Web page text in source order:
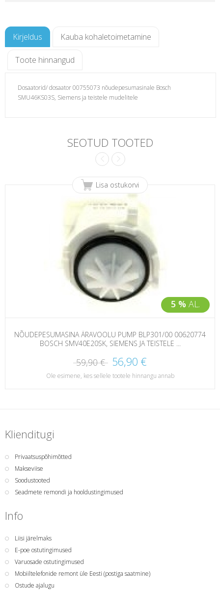
Kirjeldus Kauba kohaletoimetamine
Toote hinnangud
Dosaatorid/ dosaator 00755073 nõudepesumasinale Bosch
SMU46KS03S, Siemens ja teistele mudelitele
SEOTUD TOOTED
5 % AL.
Lisa ostukorvi
NÕUDEPESUMASINA ÄRAVOOLU PUMP BLP301/00 00620774
BOSCH SMV40E20SK, SIEMENS JA TEISTELE ...
59,90 € 56,90 €
Ole esimene, kes sellele tootele hinnangu annab
Klienditugi
Privaatsuspõhimõtted
Makseviise
Soodustooted
Seadmete remondi ja hooldustingimused
Info
Liisi järelmaks
E-poe ostutingimused
Varuosade ostutingimused
Mobiiltelefonide remont üle Eesti (postiga saatmine)
Ostude ajalugu